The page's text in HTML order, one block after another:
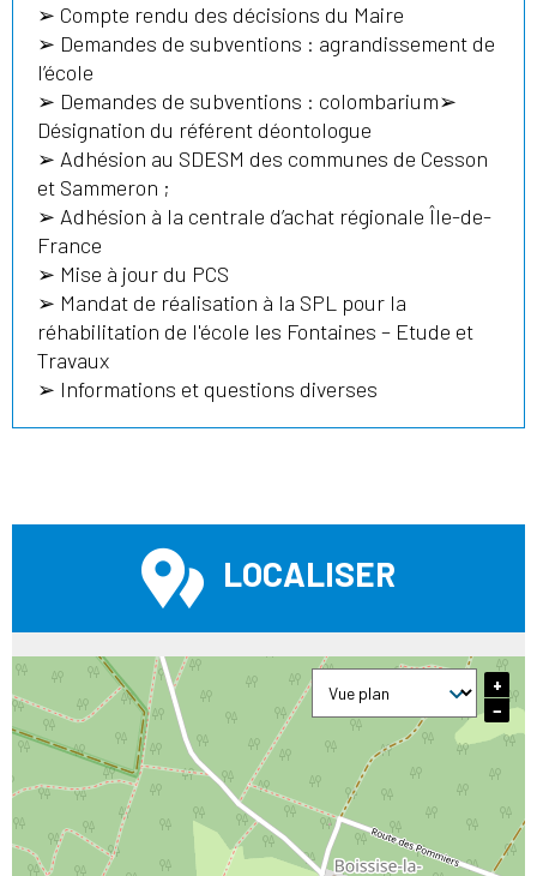
➢ Compte rendu des décisions du Maire
➢ Demandes de subventions : agrandissement de
l’école
➢ Demandes de subventions : colombarium➢
Désignation du référent déontologue
➢ Adhésion au SDESM des communes de Cesson
et Sammeron ;
➢ Adhésion à la centrale d’achat régionale Île-de-
France
➢ Mise à jour du PCS
➢ Mandat de réalisation à la SPL pour la
réhabilitation de l'école les Fontaines – Etude et
Travaux
➢ Informations et questions diverses
LOCALISER
+
−